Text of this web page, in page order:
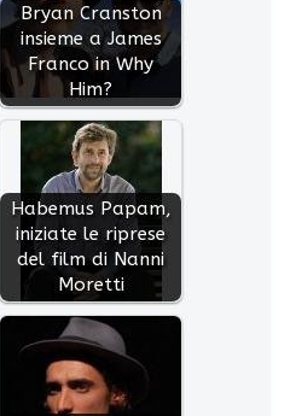
Bryan Cranston
insieme a James
Franco in Why
Him?
Habemus Papam,
iniziate le riprese
del film di Nanni
Moretti